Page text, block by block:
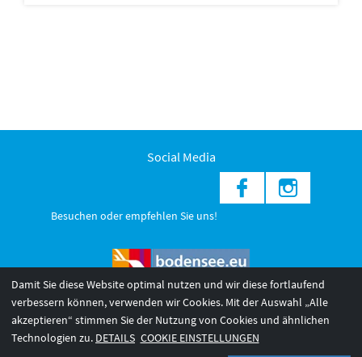
Social Media
Besuchen oder empfehlen Sie uns!
© 2026 Internationale Bodensee Tourismus GmbH
Damit Sie diese Website optimal nutzen und wir diese fortlaufend
verbessern können, verwenden wir Cookies. Mit der Auswahl „Alle
akzeptieren“ stimmen Sie der Nutzung von Cookies und ähnlichen
Technologien zu. DETAILS COOKIE EINSTELLUNGEN